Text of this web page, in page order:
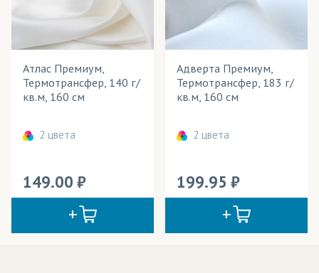
Атлас Премиум,
Термотрансфер, 140 г/
кв.м, 160 см
2 цвета
149.00
Адверта Премиум,
Термотрансфер, 183 г/
кв.м, 160 см
2 цвета
199.95